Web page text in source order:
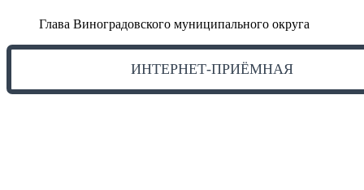
Глава Виноградовского муниципального округа
ИНТЕРНЕТ-ПРИЁМНАЯ